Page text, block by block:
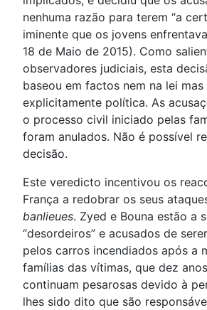
nenhuma razão para terem “a
iminente que os jovens
18 de Maio de 2015). Como
observadores judiciais, esta
baseou em factos nem na lei mas
explicitamente política. As
o processo civil iniciado pelas
foram anulados. Não é possível
decisão.
Este veredicto incentivou os
França a redobrar os seus
banlieues. Zyed e Bouna estão a
“desordeiros” e acusados de
pelos carros incendiados após a
famílias das vítimas, que dez
continuam pesarosas devido à
lhes sido dito que são